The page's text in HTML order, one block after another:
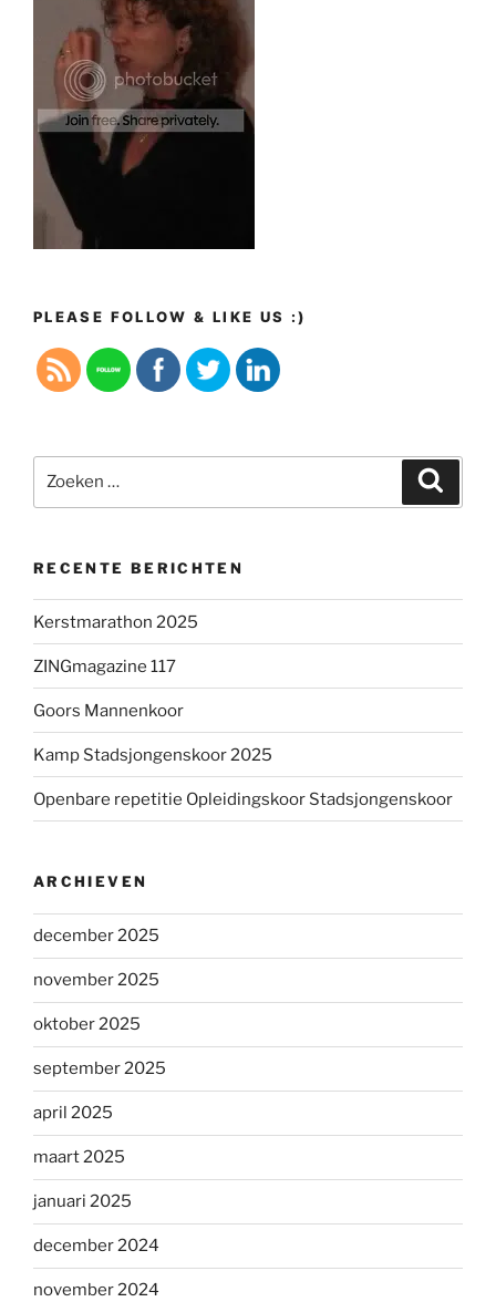
PLEASE FOLLOW & LIKE US :)
naar:
RECENTE BERICHTEN
Kerstmarathon 2025
ZINGmagazine 117
Goors Mannenkoor
Kamp Stadsjongenskoor 2025
Openbare repetitie Opleidingskoor Stadsjongenskoor
ARCHIEVEN
december 2025
november 2025
oktober 2025
september 2025
april 2025
maart 2025
januari 2025
december 2024
november 2024